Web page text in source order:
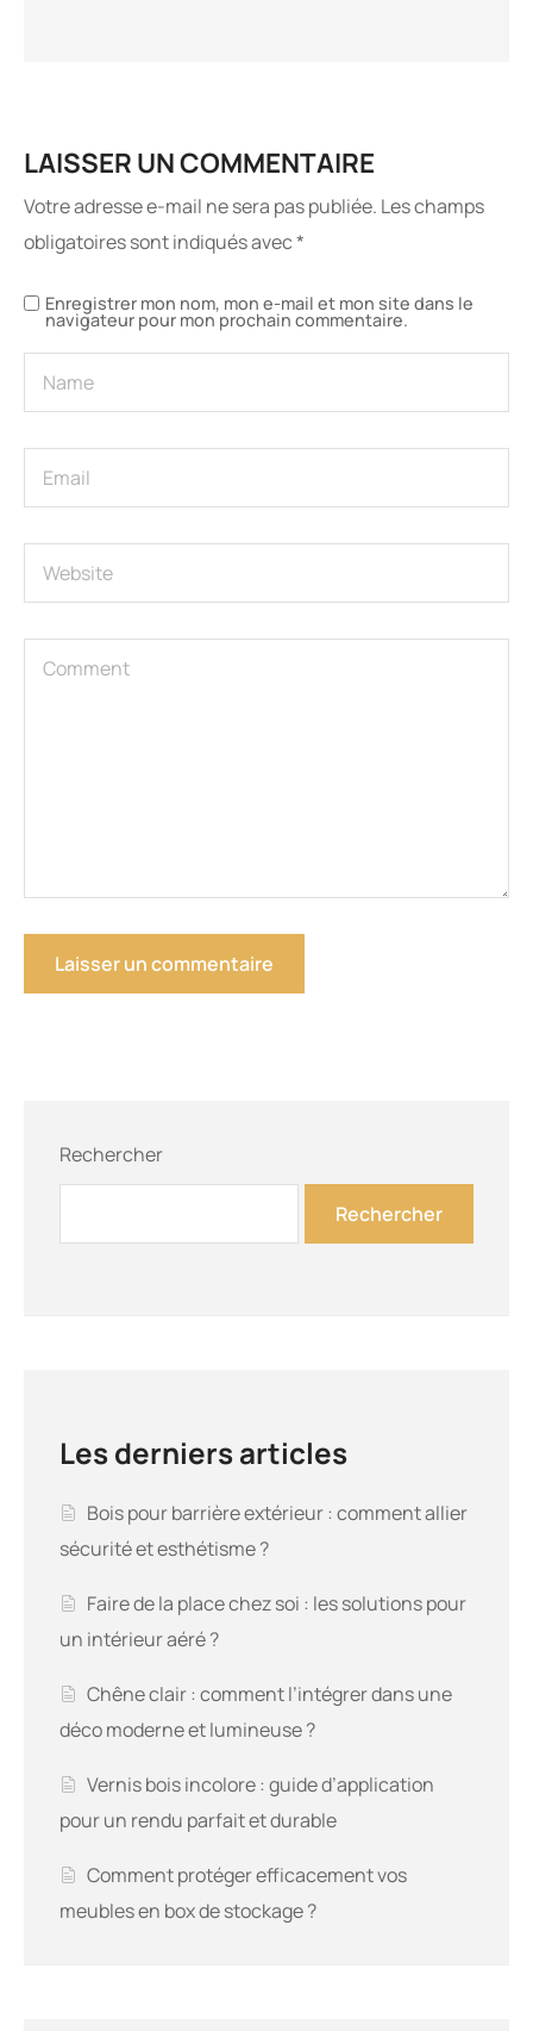
LAISSER UN COMMENTAIRE
Votre adresse e-mail ne sera pas publiée. Les champs
obligatoires sont indiqués avec*
Enregistrer mon nom, mon e-mail et mon site dans le
navigateur pour mon prochain commentaire.
Rechercher
Rechercher
Les derniers articles
Bois pour barrière extérieur : comment allier
sécurité et esthétisme ?
Faire de la place chez soi : les solutions pour
un intérieur aéré ?
Chêne clair : comment l’intégrer dans une
déco moderne et lumineuse ?
Vernis bois incolore : guide d’application
pour un rendu parfait et durable
Comment protéger efficacement vos
meubles en box de stockage ?